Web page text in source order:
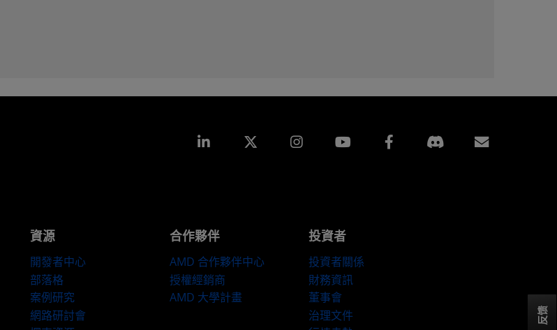
反馈
Linkedin Instagram Facebook
資源
開發者中心
部落格
案例研究
網路研討會
合作夥伴
AMD 合作夥伴中心
授權經銷商
AMD 大學計畫
投資者
投資者關係
財務資訊
董事會
治理文件